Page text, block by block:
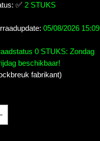
✅ 2 STUKS
05/08/2026 15:09
0 STUKS: Zondag
beschikbaar!
fabrikant)